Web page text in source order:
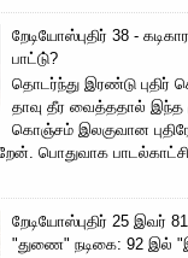
றேடியோஸ்புதிர் 38 -
பாட்டு்?
தொடர்ந்து இரண்டு புதிர்
தாவு தீர வைத்ததால் இந்த
கொஞ்சம் இலகுவான
பொதுவாக
றேடியோஸ்புதிர் 25 இவர்
"துணை" நடிகை: 92 இல்